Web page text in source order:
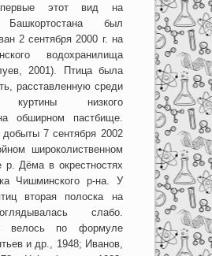
этот вид на
Башкортостана был
2 сентября 2000 г. на
водохранилища
2001). Птица была
расставленную среди
куртины низкого
обширном пастбище.
7 сентября 2002
широколиственном
р. Дёма в окрестностях
Чишминского р-на. У
вторая полоска на
слабо.
велось по формуле
и др., 1948; Иванов,